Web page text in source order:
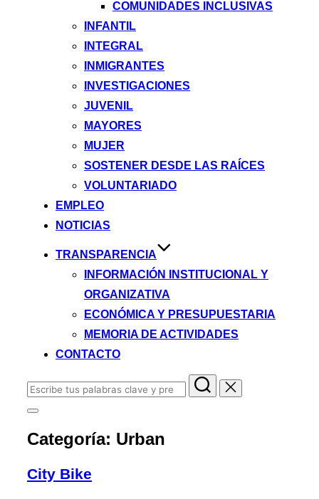
COMUNIDADES INCLUSIVAS
INFANTIL
INTEGRAL
INMIGRANTES
INVESTIGACIONES
JUVENIL
MAYORES
MUJER
SOSTENER DESDE LAS RAÍCES
VOLUNTARIADO
EMPLEO
NOTICIAS
TRANSPARENCIA
INFORMACIÓN INSTITUCIONAL Y
ORGANIZATIVA
ECONÓMICA Y PRESUPUESTARIA
MEMORIA DE ACTIVIDADES
CONTACTO
Buscar:
Alternar
barra
la
navegación
Categoría: Urban
City Bike